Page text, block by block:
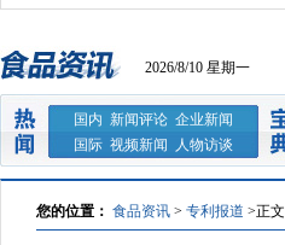
2026/8/10 星期一
国内 新闻评论 企业新闻
国际 视频新闻 人物访谈
您的位置： 食品资讯 > 专利报道 >正文